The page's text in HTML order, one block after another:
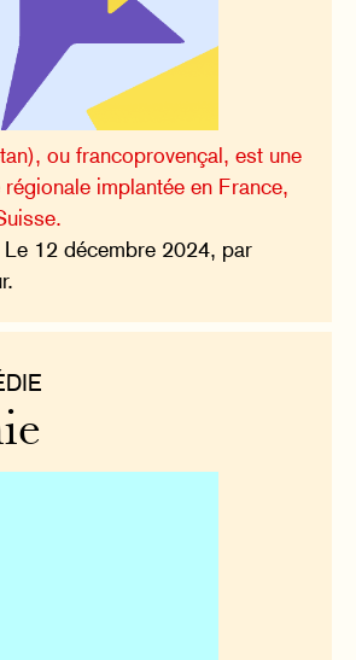
ou francoprovençal, est une
implantée en France,
Le 12 décembre 2024, par